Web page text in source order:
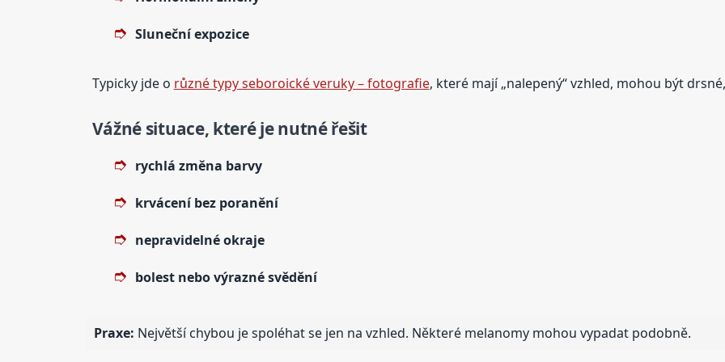
Sluneční expozice
Typicky jde o různé typy seboroické veruky – fotografie, které mají „nalepený“ vzhled, mohou být
Vážné situace, které je nutné řešit
rychlá změna barvy
krvácení bez poranění
nepravidelné okraje
bolest nebo výrazné svědění
Praxe: Největší chybou je spoléhat se jen na vzhled. Některé melanomy mohou vypadat podobně.